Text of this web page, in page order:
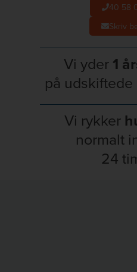
40 58
Skriv
Vi yder 1
på
Vi rykker
normalt
24